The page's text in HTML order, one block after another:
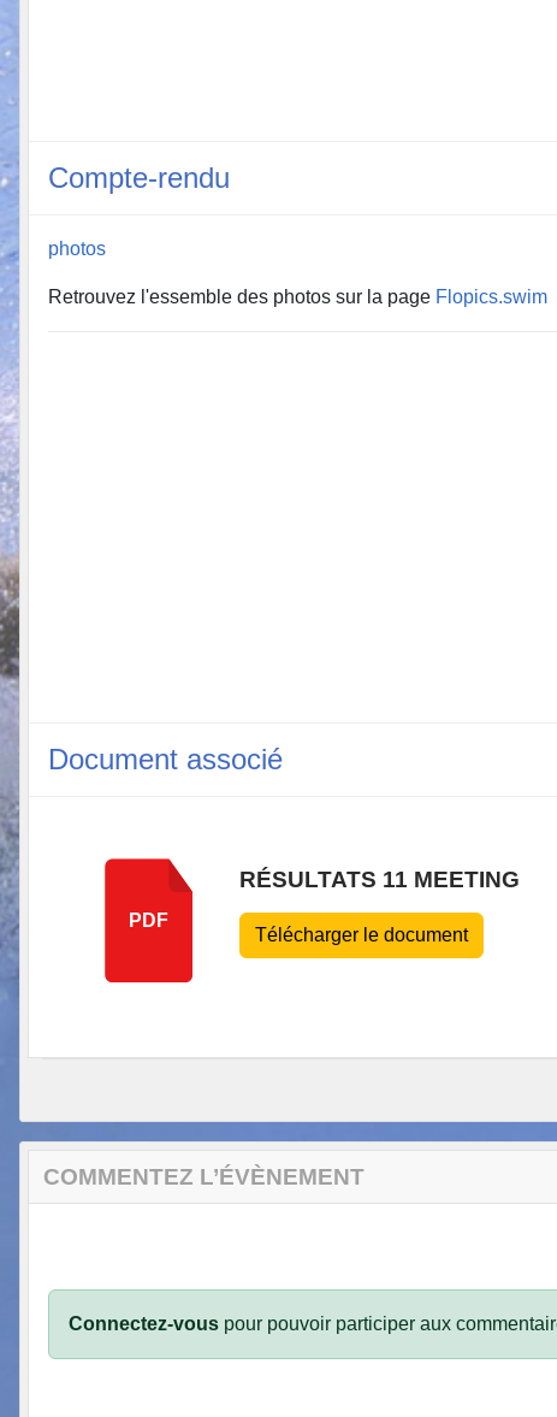
Compte-rendu
photos
Retrouvez l'essemble des photos sur la page Flopics.swim
Document associé
PDF
RÉSULTATS 11 MEETING
Télécharger le document
COMMENTEZ L’ÉVÈNEMENT
Connectez-vous pour pouvoir participer aux